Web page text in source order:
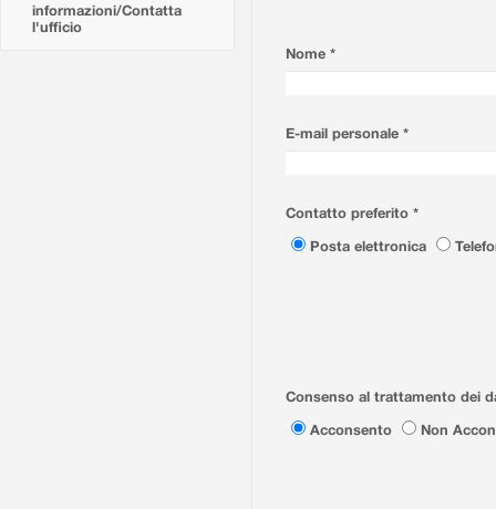
informazioni/Contatta
l'ufficio
Nome *
E-mail personale *
Contatto preferito *
Posta elettronica
Consenso al trattamento dei
Acconsento
Non